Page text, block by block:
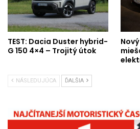
TEST: Dacia Duster hybrid-
G 150 4×4 – Trojitý útok
NÁSLEDUJÚCA ĎALŠIA